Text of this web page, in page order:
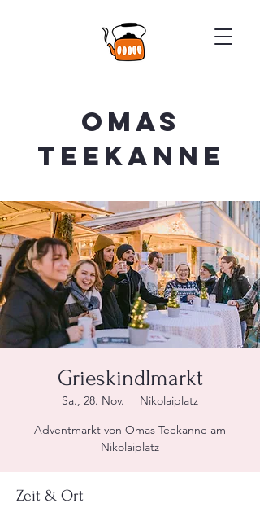
Omas
Teekanne
Grieskindlmarkt
Sa., 28. Nov.
  |
Nikolaiplatz
Adventmarkt von Omas Teekanne am
Nikolaiplatz
Zeit & Ort